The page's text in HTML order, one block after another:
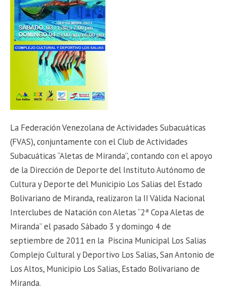
La Federación Venezolana de Actividades Subacuáticas
(FVAS), conjuntamente con el Club de Actividades
Subacuáticas “Aletas de Miranda”, contando con el apoyo
de la Dirección de Deporte del Instituto Autónomo de
Cultura y Deporte del Municipio Los Salias del Estado
Bolivariano de Miranda, realizaron la II Válida Nacional
Interclubes de Natación con Aletas “2ª Copa Aletas de
Miranda” el pasado Sábado 3 y domingo 4 de
septiembre de 2011 en la Piscina Municipal Los Salias
Complejo Cultural y Deportivo Los Salias, San Antonio de
Los Altos, Municipio Los Salias, Estado Bolivariano de
Miranda.